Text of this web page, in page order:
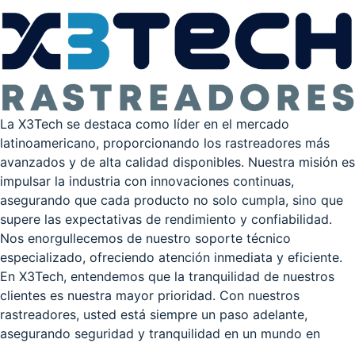
La X3Tech se destaca como líder en el mercado
latinoamericano, proporcionando los rastreadores más
avanzados y de alta calidad disponibles. Nuestra misión es
impulsar la industria con innovaciones continuas,
asegurando que cada producto no solo cumpla, sino que
supere las expectativas de rendimiento y confiabilidad.
Nos enorgullecemos de nuestro soporte técnico
especializado, ofreciendo atención inmediata y eficiente.
En X3Tech, entendemos que la tranquilidad de nuestros
clientes es nuestra mayor prioridad. Con nuestros
rastreadores, usted está siempre un paso adelante,
asegurando seguridad y tranquilidad en un mundo en